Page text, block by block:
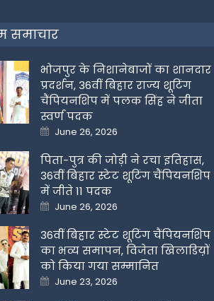
समाचार
भोजपुर के निशानेबाजों का शानदार
प्रदर्शन, 36वीं बिहार राज्य शूटिंग
चैंपियनशिप में पलक सिंह ने जीता
स्वर्ण पदक
Posted
on
June 26, 2026
पिता-पुत्र की जोड़ी ने रचा इतिहास,
36वीं बिहार स्टेट शूटिंग चैंपियनशिप
में जीते 11 पदक
Posted
on
June 26, 2026
36वीं बिहार स्टेट शूटिंग चैंपियनशिप
का भव्य समापन, विजेता खिलाडिय़ों
को किया गया सम्मानित
Posted
on
June 23, 2026